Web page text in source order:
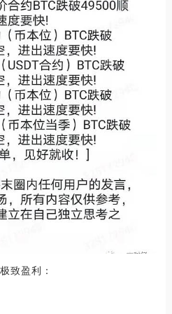
致盈利：